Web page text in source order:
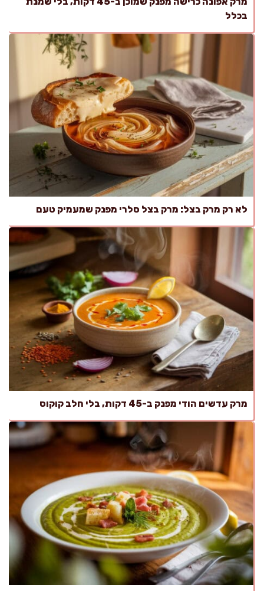
בכלל
לא רק מרק בצל: מרק בצל סלרי מפנק שמעמיק טעם
מרק עדשים הודי מפנק ב-45 דקות, בלי חלב קוקוס